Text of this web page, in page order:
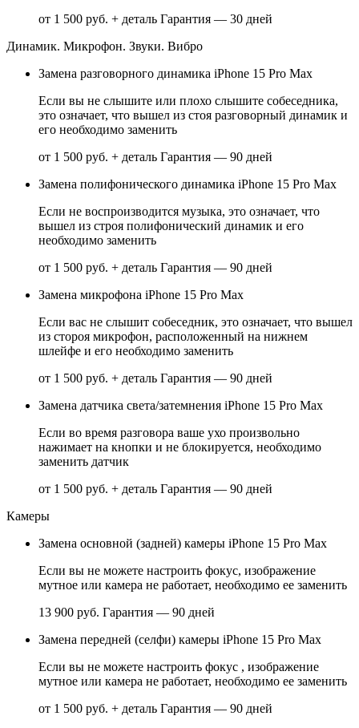
от 1 500 руб. + деталь Гарантия — 30 дней
Динамик. Микрофон. Звуки. Вибро
Замена разговорного динамика iPhone 15 Pro Max
Если вы не слышите или плохо слышите собеседника,
это означает, что вышел из стоя разговорный динамик и
его необходимо заменить
от 1 500 руб. + деталь Гарантия — 90 дней
Замена полифонического динамика iPhone 15 Pro Max
Если не воспроизводится музыка, это означает, что
вышел из строя полифонический динамик и его
необходимо заменить
от 1 500 руб. + деталь Гарантия — 90 дней
Замена микрофона iPhone 15 Pro Max
Если вас не слышит собеседник, это означает, что вышел
из стороя микрофон, расположенный на нижнем
шлейфе и его необходимо заменить
от 1 500 руб. + деталь Гарантия — 90 дней
Замена датчика света/затемнения iPhone 15 Pro Max
Если во время разговора ваше ухо произвольно
нажимает на кнопки и не блокируется, необходимо
заменить датчик
от 1 500 руб. + деталь Гарантия — 90 дней
Камеры
Замена основной (задней) камеры iPhone 15 Pro Max
Если вы не можете настроить фокус, изображение
мутное или камера не работает, необходимо ее заменить
13 900 руб. Гарантия — 90 дней
Замена передней (селфи) камеры iPhone 15 Pro Max
Если вы не можете настроить фокус , изображение
мутное или камера не работает, необходимо ее заменить
от 1 500 руб. + деталь Гарантия — 90 дней